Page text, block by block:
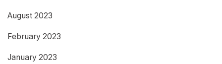
August 2023
February 2023
January 2023